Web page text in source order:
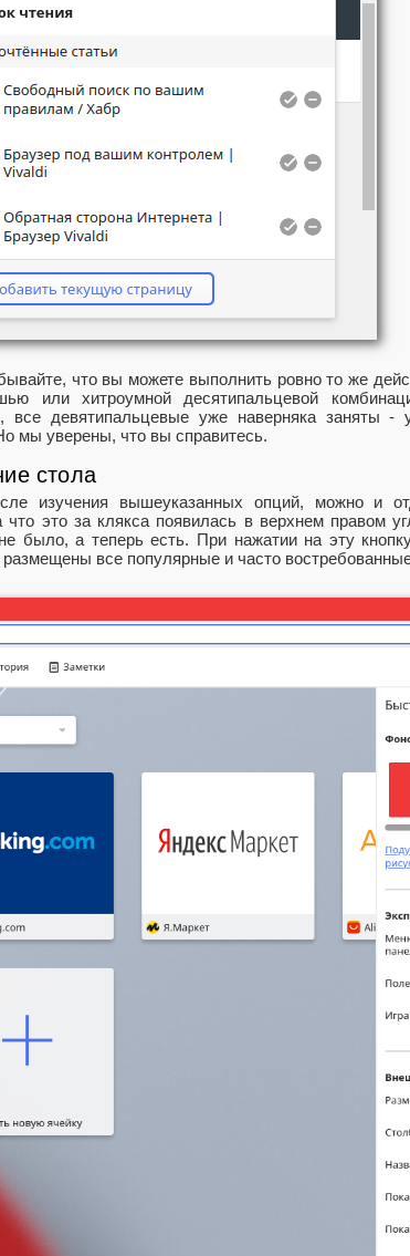
что вы можете выполнить ровно то же
или хитроумной десятипальцевой
все девятипальцевые уже наверняка заняты -
мы уверены, что вы справитесь.
стола
изучения вышеуказанных опций, можно и
что это за клякса появилась в верхнем правом
было, а теперь есть. При нажатии на эту
размещены все популярные и часто